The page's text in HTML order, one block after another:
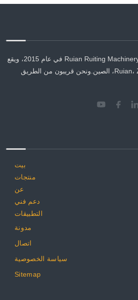
تأسست شركة Ruian Ruiting Machinery Co.، LTD في عام 2015، ويقع
مصنعنا في مدينة Ruian، Zhejiang، الصين.ونحن قريبون من الطريق
بيت
منتجات
عن
دعم فني
التطبيقات
مدونة
اتصال
سياسة الخصوصية
Sitemap